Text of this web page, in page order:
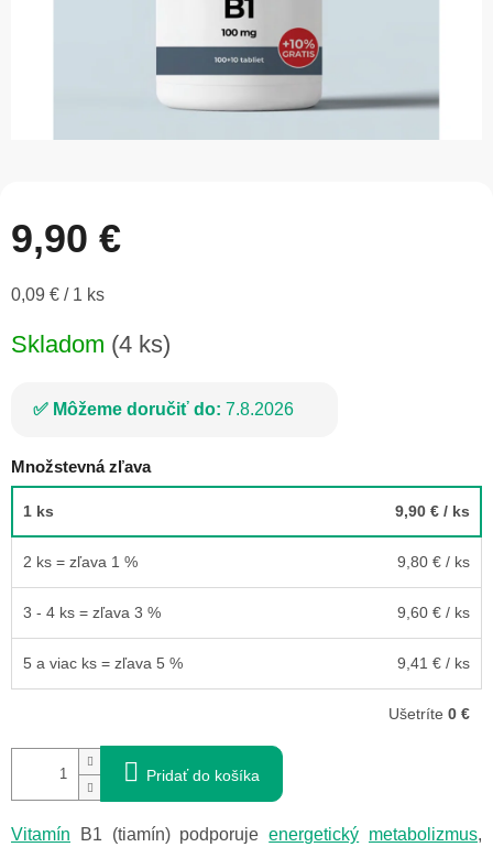
9,90 €
Jednotková
0,09 € / 1 ks
Skladom (4 ks)
Môžeme doručiť do: 7.8.2026
Množstevná zľava
1 ks 9,90 € / ks
2 ks = zľava 1 % 9,80 € / ks
3 - 4 ks = zľava 3 % 9,60 € / ks
5 a viac ks = zľava 5 % 9,41 € / ks
Ušetríte 0 €
Pridať do košíka
Vitamín B1 (tiamín) podporujeenergetický metabolizmus,